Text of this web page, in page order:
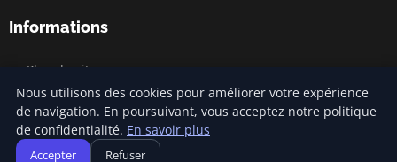
Informations
Plan du site
© 2026 Climatecommonsense2. Tous droits réservés.
Nous utilisons des cookies pour améliorer votre expérience
de navigation. En poursuivant, vous acceptez notre politique
de confidentialité. En savoir plus
Accepter Refuser